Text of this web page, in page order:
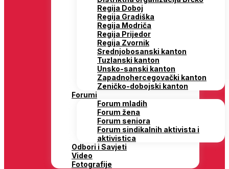
Regija Doboj
Regija Gradiška
Regija Modriča
Regija Prijedor
Regija Zvornik
Srednjobosanski kanton
Tuzlanski kanton
Unsko-sanski kanton
Zapadnohercegovački kanton
Zeničko-dobojski kanton
Forumi
Forum mladih
Forum žena
Forum seniora
Forum sindikalnih aktivista i
aktivistica
Odbori i Savjeti
Video
Fotografije